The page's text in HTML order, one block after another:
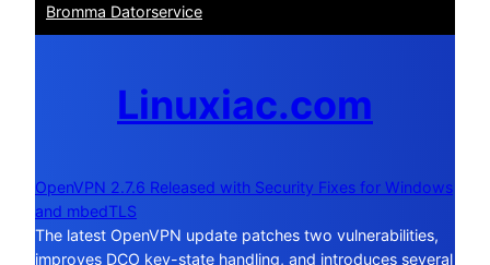
Bromma Datorservice
Linuxiac.com
OpenVPN 2.7.6 Released with Security Fixes for Windows
and mbedTLS
The latest OpenVPN update patches two vulnerabilities,
improves DCO key-state handling, and introduces several